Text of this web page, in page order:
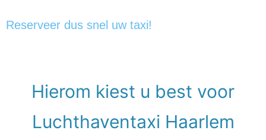
Reserveer dus snel uw taxi!
Hierom kiest u best voor
Luchthaventaxi Haarlem